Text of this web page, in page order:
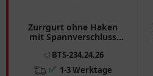
Zurrgurt ohne Haken
mit Spannverschluss
BTS-234.24.26
✅ 1-3 Werktage